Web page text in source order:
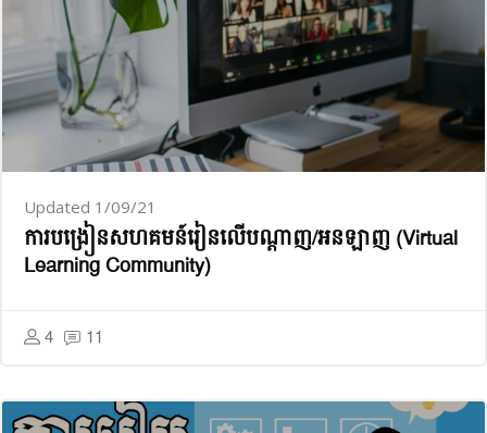
Updated 1/09/21
ការ​បង្រៀន​សហគមន៍​រៀន​លើ​បណ្ដាញ​/​អនឡាញ (Virtual
Learning Community)
4 11